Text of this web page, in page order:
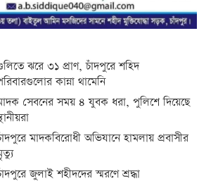
ঝরে ৩১ প্রাণ, চাঁদপুরে শহিদ
কান্না থামেনি
সেবনের সময় ৪ যুবক ধরা, পুলিশে দিয়েছে
মাদকবিরোধী অভিযানে হামলায় প্রবাসীর
জুলাই শহীদদের স্মরণে শ্রদ্ধা